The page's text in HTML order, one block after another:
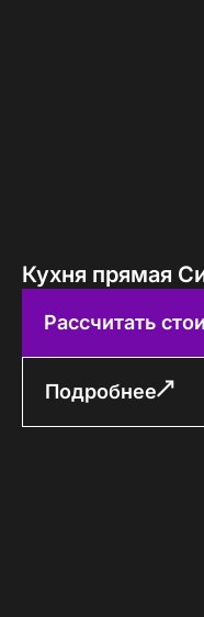
Кухня прямая
Рассчитать
Подробнее